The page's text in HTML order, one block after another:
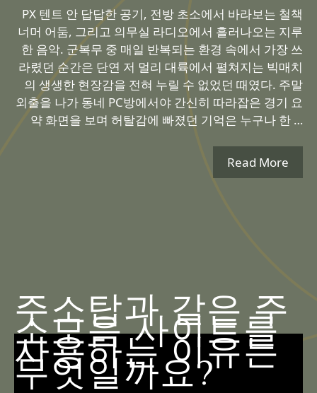
PX 텐트 안 답답한 공기, 전방 초소에서 바라보는 철책
너머 어둠, 그리고 의무실 라디오에서 흘러나오는 지루
한 음악. 군복무 중 매일 반복되는 환경 속에서 가장 쓰
라렸던 순간은 단연 저 멀리 대륙에서 펼쳐지는 빅매치
의 생생한 현장감을 전혀 누릴 수 없었던 때였다. 주말
외출을 나가 동네 PC방에서야 간신히 따라잡은 경기 요
약 화면을 보며 허탈감에 빠졌던 기억은 누구나 한 …
Read More
주소탑과 같은 주
소모음 사이트를
사용하는 이유는
무엇일까요?